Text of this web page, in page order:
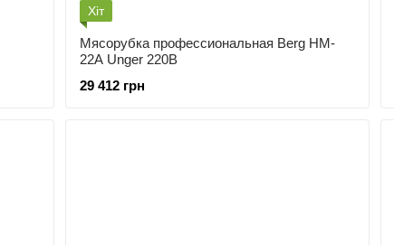
Хіт
Мясорубка профессиональная Berg HM-
22А Unger 220В
29 412 грн